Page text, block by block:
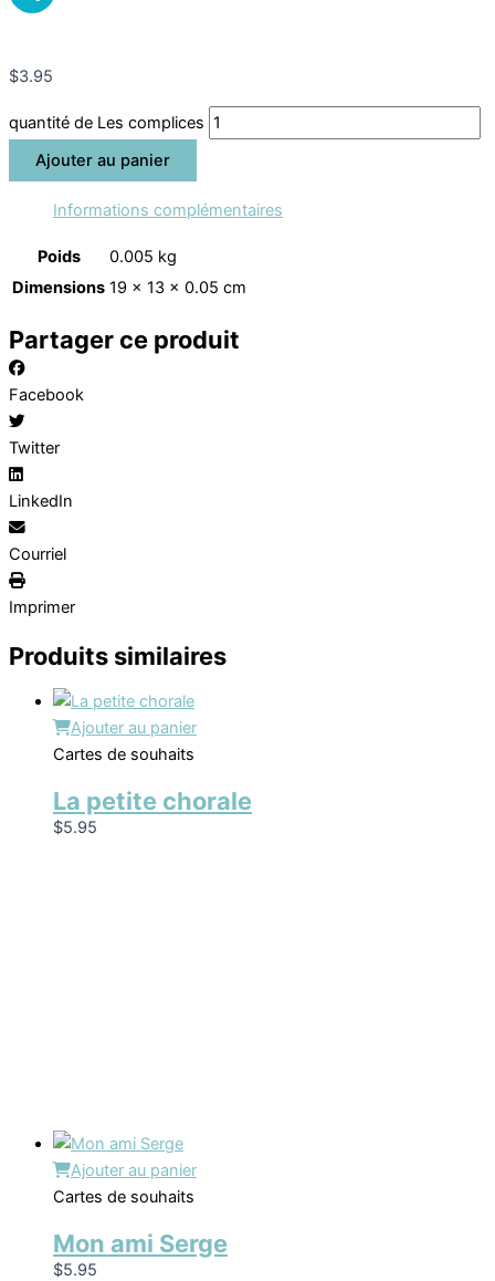
$3.95
quantité de Les complices
Ajouter au panier
Informations complémentaires
Poids
0.005 kg
Dimensions 19 × 13 × 0.05 cm
Partager ce produit
Facebook
Twitter
LinkedIn
Courriel
Imprimer
Produits similaires
Ajouter au panier
Cartes de souhaits
La petite chorale
$5.95
Ajouter au panier
Cartes de souhaits
Mon ami Serge
$5.95